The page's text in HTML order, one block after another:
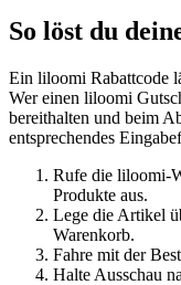
So löst du
Ein liloomi Rabattcode
Wer einen liloomi
bereithalten und beim
entsprechendes
Rufe die liloomi-
Produkte aus.
Lege die Artikel
Warenkorb.
Fahre mit der
Halte Ausschau